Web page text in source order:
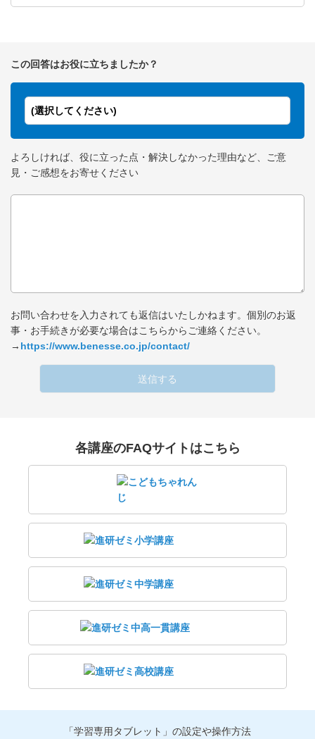
この回答はお役に立ちましたか？
(選択してください)
よろしければ、役に立った点・解決しなかった理由など、ご意
見・ご感想をお寄せください
お問い合わせを入力されても返信はいたしかねます。個別のお返
事・お手続きが必要な場合はこちらからご連絡ください。
→ https://www.benesse.co.jp/contact/
送信する
各講座のFAQサイトはこちら
「学習専用タブレット」の設定や操作方法